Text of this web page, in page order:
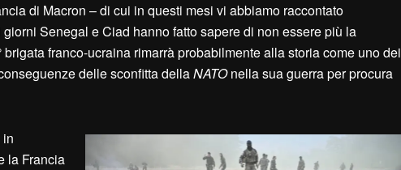
di Macron – di cui in questi mesi vi abbiamo raccontato
Senegal e Ciad hanno fatto sapere di non essere più la
franco-ucraina rimarrà probabilmente alla storia come uno dei
delle sconfitta dellaNATOnella sua guerra per procura
la Francia